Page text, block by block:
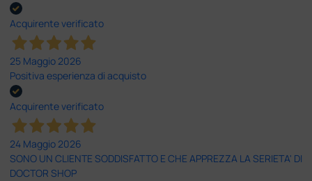
Acquirente verificato
25 Maggio 2026
Positiva esperienza di acquisto
Acquirente verificato
24 Maggio 2026
SONO UN CLIENTE SODDISFATTO E CHE APPREZZA LA SERIETA' DI
DOCTOR SHOP